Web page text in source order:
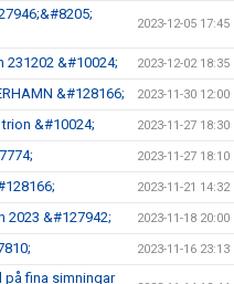
2023-12-05 17:45
231202 &#10024; 2023-12-02 18:35
&#128166; 2023-11-30 12:00
&#10024; 2023-11-27 18:30
2023-11-27 18:10
2023-11-21 14:32
2023 &#127942; 2023-11-18 20:00
2023-11-16 23:13
på fina simningar